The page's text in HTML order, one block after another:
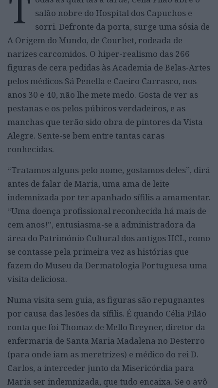
salão nobre do Hospital dos Capuchos e
sorri. Defronte da porta, surge uma sósia de
A Origem do Mundo, de Courbet, rodeada de
narizes carcomidos. O hiper-realismo das 266
figuras de cera pedidas às Academia de Belas-Artes
pelos médicos Sá Penella e Caeiro Carrasco, nos
anos 30 e 40, não lhe mete medo. Gosta de ver as
pestanas e os pelos púbicos verdadeiros, e as
manchas que terão sido obra de pintores da Vista
Alegre. Sente-se bem entre tantas caras
conhecidas.
“Tratamos alguns pelo nome, gostamos deles”, dirá
antes de falar de Maria, uma ama de leite
indemnizada por ter apanhado sífilis a amamentar.
“Uma doença profissional reconhecida há mais de
cem anos!”, entusiasma-se a administradora da
área do Património Cultural dos antigos HCL, como
se contasse pela primeira vez as histórias que
fazem do Museu da Dermatologia Portuguesa uma
visita deliciosa.
Numa visita sem guia, as figuras são repugnantes
por causa das lesões da sífilis. É quando Célia Pilão
conta que foi Thomaz de Mello Breyner, diretor da
enfermaria de Santa Maria Madalena no Desterro
(para onde iam as meretrizes) e médico do rei D.
Carlos, a interceder junto da Misericórdia para
Maria ser indemnizada, que tudo encaixa. Se o avô